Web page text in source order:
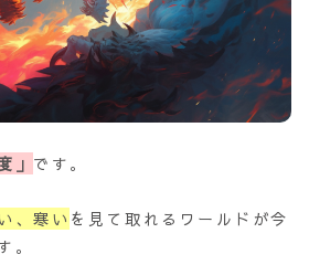
」 です。
、寒い を見て取れるワールドが今
。